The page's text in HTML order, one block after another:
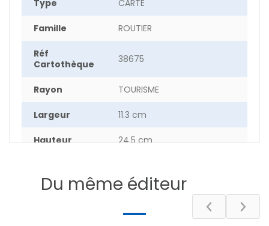
Type CARTE
Famille ROUTIER
Réf
Cartothèque
38675
Rayon TOURISME
Largeur 11.3 cm
Hauteur 24.5 cm
Poids 2.9 g
MADERE
Du même éditeur